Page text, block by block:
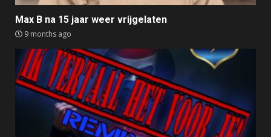
Max B na 15 jaar weer vrijgelaten
9 months ago